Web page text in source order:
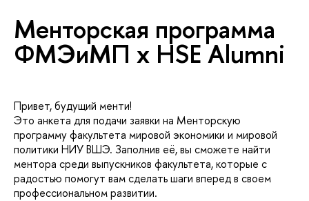
Менторская программа
ФМЭиМП х HSE Alumni
Привет, будущий менти!
Это анкета для подачи заявки на Менторскую
программу факультета мировой экономики и мировой
политики НИУ ВШЭ. Заполнив её, вы сможете найти
ментора среди выпускников факультета, которые с
радостью помогут вам сделать шаги вперед в своем
профессиональном развитии.